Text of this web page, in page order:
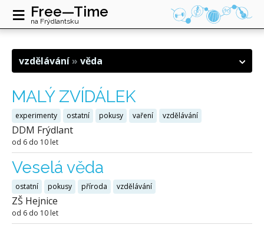
≡ Free—Time
na Frýdlantsku
vzdělávání věda
MALÝ ZVÍDÁLEK
experimenty ostatní pokusy vaření vzdělávání
DDM Frýdlant
od 6 do 10 let
Veselá věda
ostatní pokusy příroda vzdělávání
ZŠ Hejnice
od 6 do 10 let